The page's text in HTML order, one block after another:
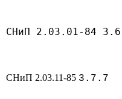
СНиП 2.03.01-84
СНиП 2.03.11-85 3.7.7